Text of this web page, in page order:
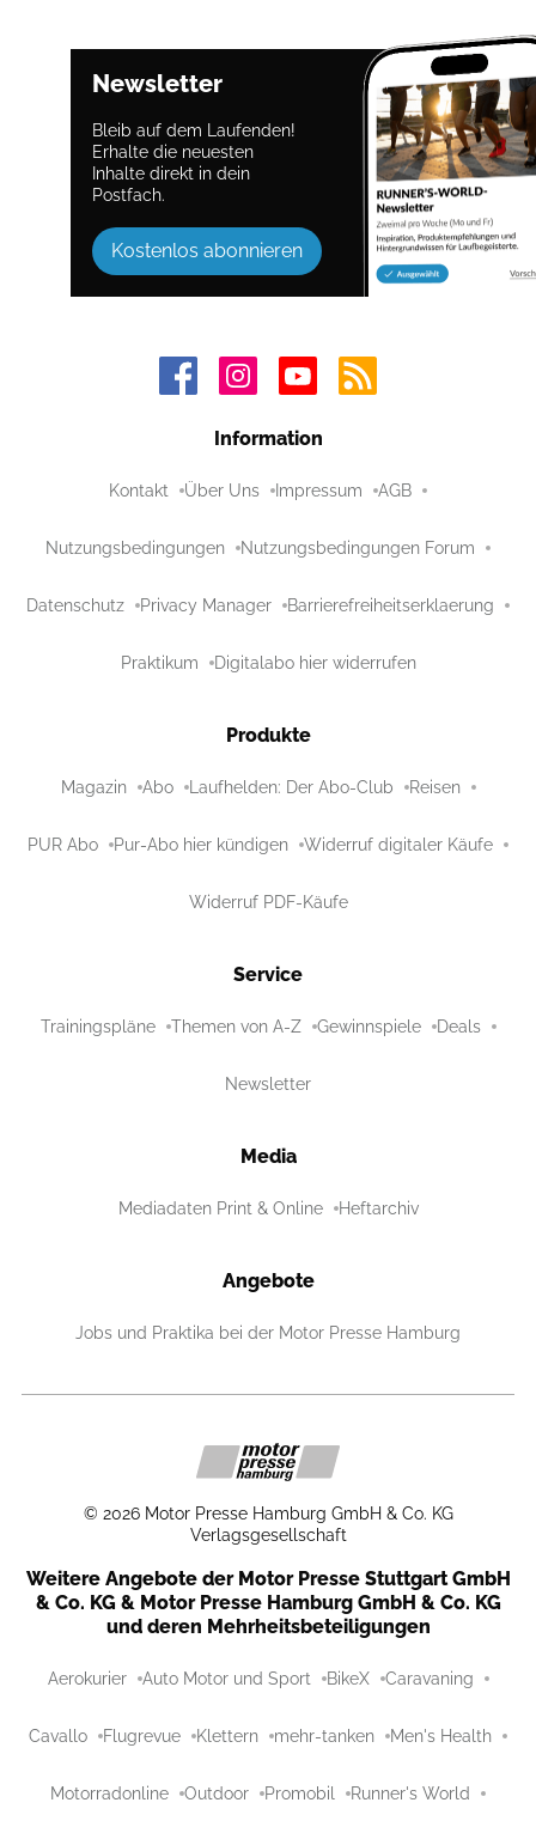
Newsletter
Bleib auf dem Laufenden!
Erhalte die neuesten
Inhalte direkt in dein
Postfach.
Kostenlos abonnieren
Information
Kontakt Über Uns Impressum AGB
Nutzungsbedingungen Nutzungsbedingungen Forum
Datenschutz Privacy Manager Barrierefreiheitserklaerung
Praktikum Digitalabo hier widerrufen
Produkte
Magazin Abo Laufhelden: Der Abo-Club Reisen
PUR Abo Pur-Abo hier kündigen Widerruf digitaler Käufe
Widerruf PDF-Käufe
Service
Trainingspläne Themen von A-Z Gewinnspiele Deals
Newsletter
Media
Mediadaten Print & Online Heftarchiv
Angebote
Jobs und Praktika bei der Motor Presse Hamburg
© 2026 Motor Presse Hamburg GmbH & Co. KG
Verlagsgesellschaft
Weitere Angebote der Motor Presse Stuttgart GmbH
& Co. KG & Motor Presse Hamburg GmbH & Co. KG
und deren Mehrheitsbeteiligungen
Aerokurier Auto Motor und Sport BikeX Caravaning
Cavallo Flugrevue Klettern mehr-tanken Men's Health
Motorradonline Outdoor Promobil Runner's World